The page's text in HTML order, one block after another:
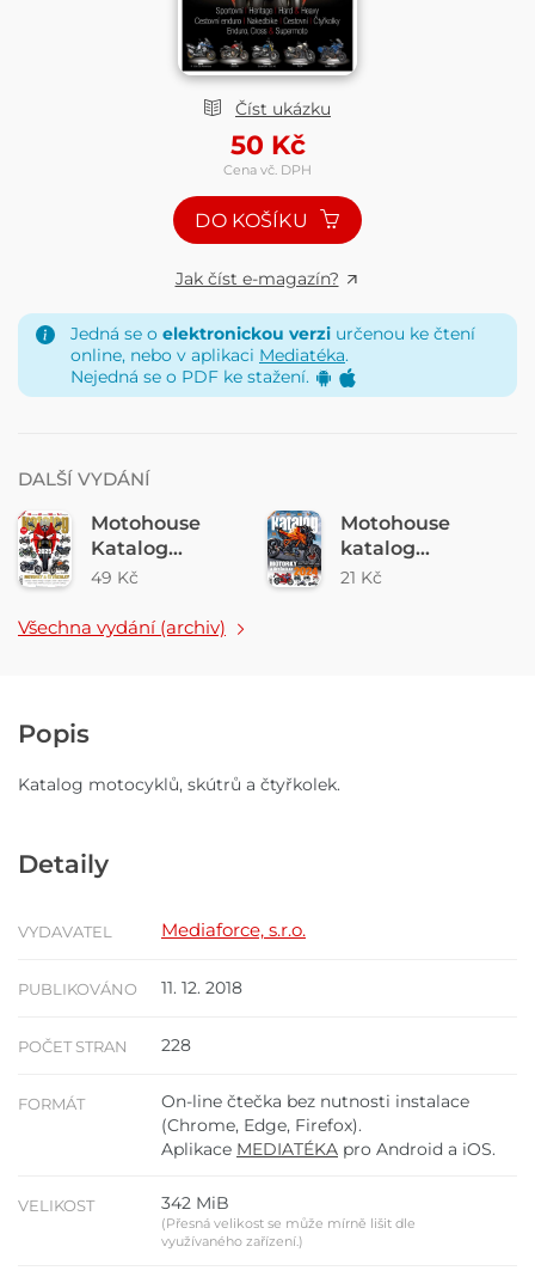
Číst ukázku
50 Kč
Cena vč. DPH
DO KOŠÍKU
Jak číst e-magazín?
Jedná se o elektronickou verzi určenou ke čtení
online, nebo v aplikaci Mediatéka.
Nejedná se o PDF ke stažení.
DALŠÍ VYDÁNÍ
Motohouse
Katalog
motocyků a
49 Kč
Motohouse
katalog
motocyků 2024
21 Kč
Všechna vydání (archiv)
Popis
Katalog motocyklů, skútrů a čtyřkolek.
Detaily
VYDAVATEL Mediaforce, s.r.o.
PUBLIKOVÁNO 11. 12. 2018
POČET STRAN 228
FORMÁT
On-line čtečka bez nutnosti instalace
(Chrome, Edge, Firefox).
Aplikace MEDIATÉKA pro Android a iOS.
VELIKOST 342 MiB
(Přesná velikost se může mírně lišit dle
využívaného zařízení.)